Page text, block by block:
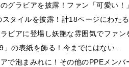
グラビアを披露！ファン「可愛い！
タイルを披露！計18ページにわた
ビアに登場し妖艶な雰囲気でファン
の表紙を飾る！今までにはない…
で泡まみれに！その他のPPEメンバ